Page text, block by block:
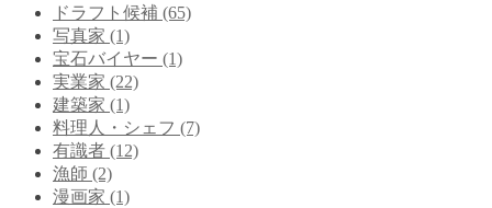
ドラフト候補 (65)
写真家 (1)
宝石バイヤー (1)
実業家 (22)
建築家 (1)
料理人・シェフ (7)
有識者 (12)
漁師 (2)
漫画家 (1)